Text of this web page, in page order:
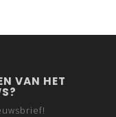
VAN HET